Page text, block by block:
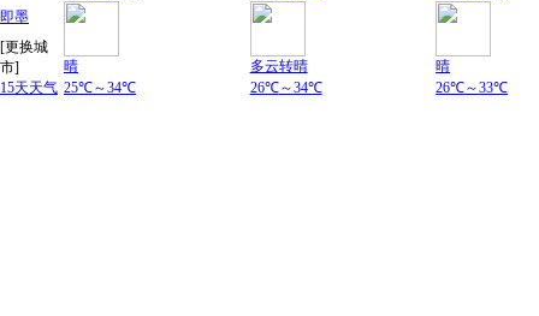
即墨
[更换城
市]
15天天气
晴
25℃～34℃
多云转晴
26℃～34℃
晴
26℃～33℃